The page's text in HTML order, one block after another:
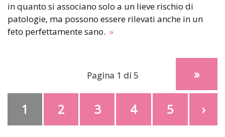
in quanto si associano solo a un lieve rischio di
patologie, ma possono essere rilevati anche in un
feto perfettamente sano. »
Pagina 1 di 5
1 2 3 4 5 ›
»